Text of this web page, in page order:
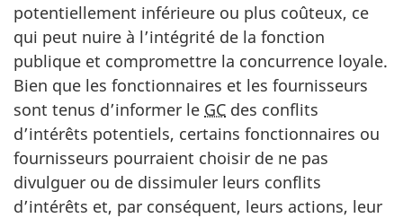
potentiellement inférieure ou plus coûteux, ce
qui peut nuire à l’intégrité de la fonction
publique et compromettre la concurrence loyale.
Bien que les fonctionnaires et les fournisseurs
sont tenus d’informer le GC des conflits
d’intérêts potentiels, certains fonctionnaires ou
fournisseurs pourraient choisir de ne pas
divulguer ou de dissimuler leurs conflits
d’intérêts et, par conséquent, leurs actions, leur